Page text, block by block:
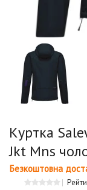
Куртка
Jkt Mns
Безкоштовна